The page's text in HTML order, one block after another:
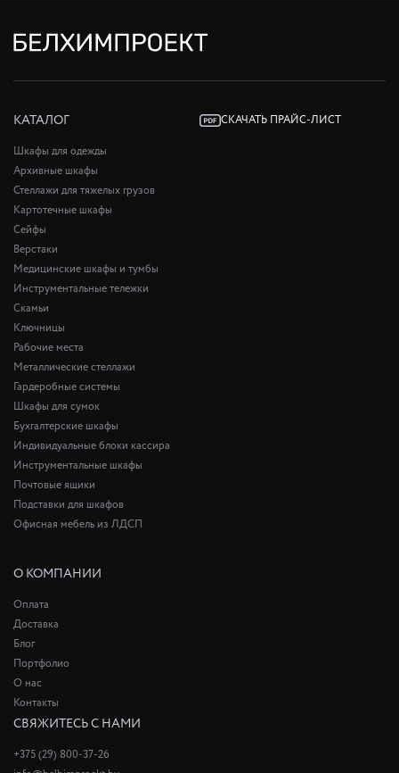
КАТАЛОГ СКАЧАТЬ ПРАЙС-ЛИСТ
Шкафы для одежды
Архивные шкафы
Стеллажи для тяжелых грузов
Картотечные шкафы
Сейфы
Верстаки
Медицинские шкафы и тумбы
Инструментальные тележки
Скамьи
Ключницы
Рабочие места
Металлические стеллажи
Гардеробные системы
Шкафы для сумок
Бухгалтерские шкафы
Индивидуальные блоки кассира
Инструментальные шкафы
Почтовые ящики
Подставки для шкафов
Офисная мебель из ЛДСП
О КОМПАНИИ
Оплата
Доставка
Блог
Портфолио
О нас
Контакты
СВЯЖИТЕСЬ С НАМИ
+375 (29) 800-37-26